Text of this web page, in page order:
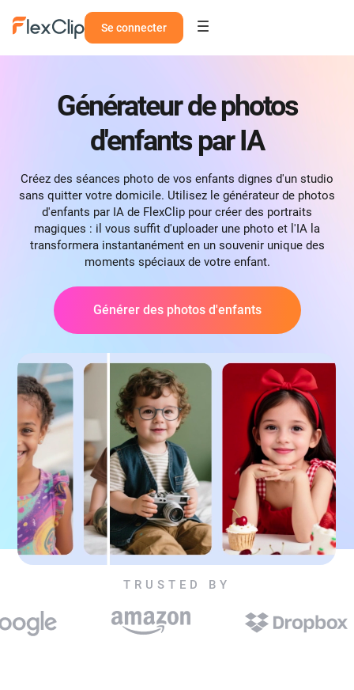
Se connecter
Générateur de photos
d'enfants par IA
Créez des séances photo de vos enfants dignes d'un studio
sans quitter votre domicile. Utilisez le générateur de photos
d'enfants par IA de FlexClip pour créer des portraits
magiques : il vous suffit d'uploader une photo et l'IA la
transformera instantanément en un souvenir unique des
moments spéciaux de votre enfant.
Générer des photos d'enfants
TRUSTED BY